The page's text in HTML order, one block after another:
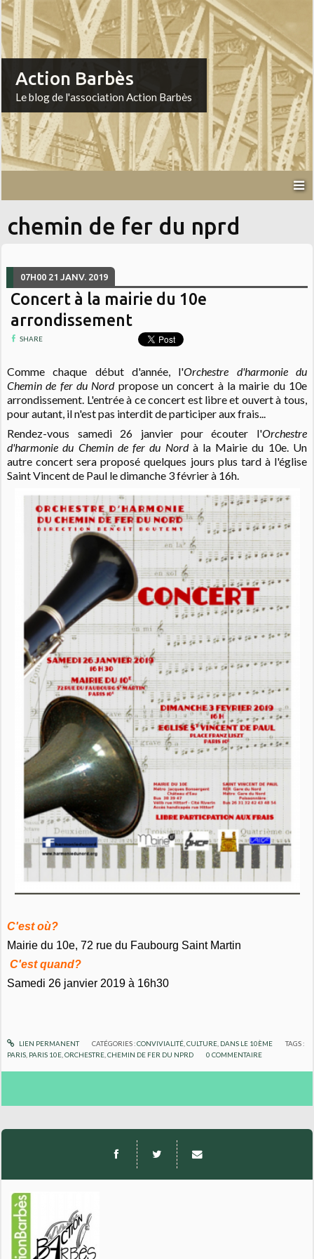
Action Barbès
Le blog de l'association Action Barbès
chemin de fer du nprd
07H00 21 JANV. 2019
Concert à la mairie du 10e
arrondissement
SHARE
Comme chaque début d'année, l'Orchestre d'harmonie du
Chemin de fer du Nordpropose un concert à la mairie du 10e
arrondissement. L'entrée à ce concert est libre et ouvert à tous,
pour autant, il n'est pas interdit de participer aux frais...
Rendez-vous samedi 26 janvier pour écouter l'Orchestre
d'harmonie du Chemin de fer du Nordà la Mairie du 10e. Un
autre concert sera proposé quelques jours plus tard à l'église
Saint Vincent de Paul le dimanche 3 février à 16h.
C'est où?
Mairie du 10e, 72 rue du Faubourg Saint Martin
C'est quand?
Samedi 26 janvier 2019 à 16h30
LIEN PERMANENT CATÉGORIES :CONVIVIALITÉ, CULTURE, DANS LE 10ÈME
TAGS :
PARIS PARIS 10E ,ORCHESTRE ,CHEMIN DE FER DU NPRD 0 COMMENTAIRE